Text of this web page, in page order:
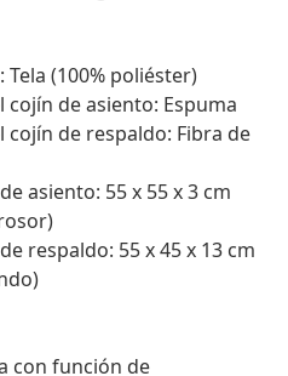
(100% poliéster)
de asiento: Espuma
de respaldo: Fibra de
asiento: 55 x 55 x 3 cm
respaldo: 55 x 45 x 13 cm
con función de